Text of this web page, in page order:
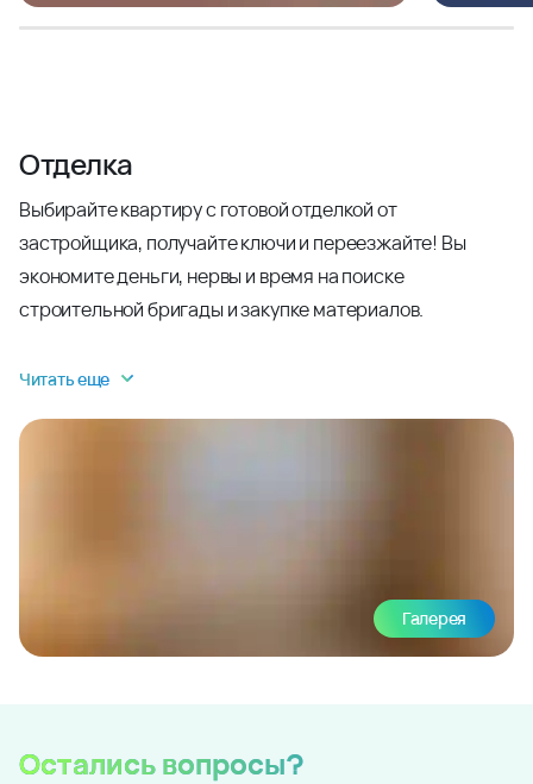
Отделка
Выбирайте квартиру с готовой отделкой от
застройщика, получайте ключи и переезжайте! Вы
экономите деньги, нервы и время на поиске
строительной бригады и закупке материалов.
Читать еще
Галерея
Остались вопросы?